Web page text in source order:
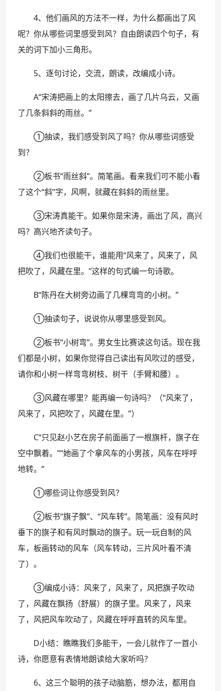
4、他们画风的方法不一样，为什么都画出了风
呢？你从哪些词里感受到风？自由朗读四个句子，有
关的词下加小三角形。
5、逐句讨论，交流，朗读，改编成小诗。
A“宋涛把画上的太阳擦去，画了几片乌云，又画
了几条斜斜的雨丝。”
①抽读，我们感受到风了吗？你从哪些词感受
到？
②板书“雨丝斜”。简笔画。看来我们可不能小看
了这个“斜”字，风啊，就藏在斜斜的雨丝里。
③宋涛真能干。如果你是宋涛，画出了风，高兴
吗？高兴地齐读句子。
④我们也很能干，谁能用“风来了，风来了，风
把吹了，风藏在里。”这样的句式编一句诗歌。
B“陈丹在大树旁边画了几棵弯弯的小树。”
①抽读句子，说说你从哪里感受到风。
②板书“小树弯”。男女生比赛读这句话。现在我
们都是小树，如果你觉得自己读出有风吹过的感受，
请你和小树一样弯弯树枝、树干（手臂和腰）。
③风藏在哪里？能再编一句诗吗？（“风来了，
风来了，风把吹了，风藏在里。”）
C“只见赵小艺在房子前面画了一根旗杆，旗子在
空中飘着。”“她画了个拿风车的小男孩，风车在呼呼
地转。”
①哪些词让你感受到风？
②板书“旗子飘”、“风车转”。简笔画：没有风时
垂下的旗子和有风时飘动的旗子。玩一玩自制的风
车，板画转动的风车（风车转动，三片风叶看不清
了）。
③编成小诗：风来了，风来了，风把旗子吹动
了，风藏在飘扬（舒展）的旗子里。风来了，风来
了，风把风车吹动了，风藏在呼呼直转的风车里。
D小结：瞧瞧我们多能干，一会儿就作了一首小
诗，你愿意有表情地朗读给大家听吗？
6、这三个聪明的孩子动脑筋，想办法，都用自